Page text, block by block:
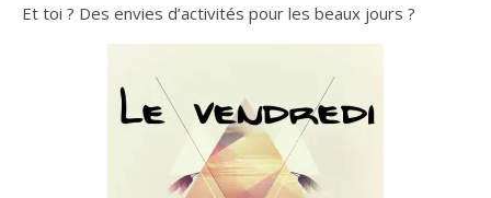
Et toi ? Des envies d’activités pour les beaux jours ?